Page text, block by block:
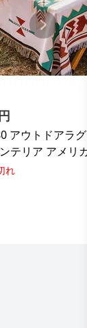
アウトドアラ
テリア アメリ
れ